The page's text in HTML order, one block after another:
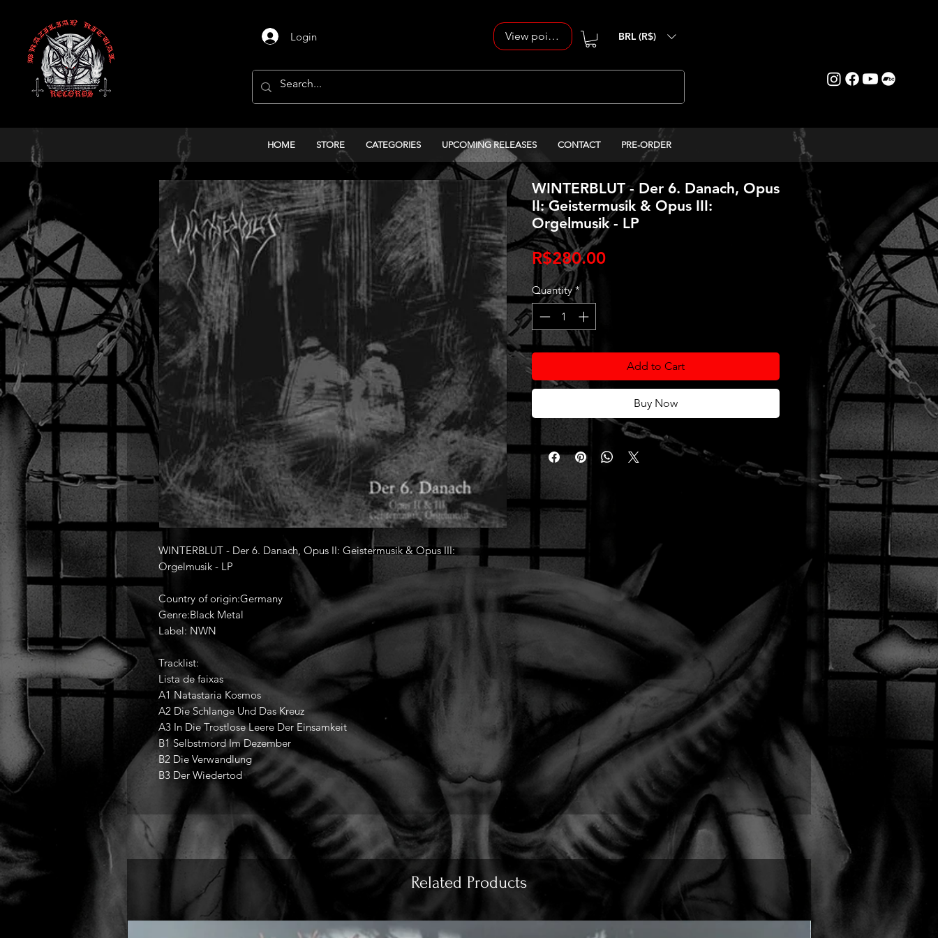
Login View points BRL (R$)
HOME STORE CATEGORIES UPCOMING RELEASES CONTACT PRE-ORDER
WINTERBLUT - Der 6. Danach, Opus II: Geistermusik & Opus III:
Orgelmusik - LP
Country of origin:Germany
Genre:Black Metal
Label: NWN
Tracklist:
Lista de faixas
A1 Natastaria Kosmos
A2 Die Schlange Und Das Kreuz
A3 In Die Trostlose Leere Der Einsamkeit
B1 Selbstmord Im Dezember
B2 Die Verwandlung
B3 Der Wiedertod
WINTERBLUT - Der 6. Danach, Opus
II: Geistermusik & Opus III:
Orgelmusik - LP
R$280.00Price
Quantity *
Add to Cart
Buy Now
Related Products